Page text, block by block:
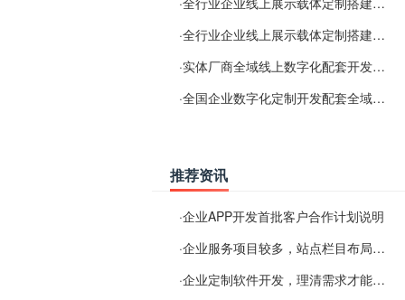
·全行业企业线上展示载体定制搭建服务
·实体厂商全域线上数字化配套开发与地域检索优化服务
·全国企业数字化定制开发配套全域搜索优化服务
推荐资讯
·企业APP开发首批客户合作计划说明
·企业服务项目较多，站点栏目布局规划参考思路
·企业定制软件开发，理清需求才能提升数字化落地效率